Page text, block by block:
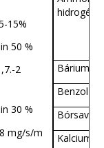
15%
50 %
2
30 %
mg/s/m
hidrogén-
Bárium-
Benzol
Bórsav
Kalcium-